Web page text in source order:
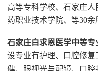
高等专科学校、石家庄
药职业技术学院、等30余
石家庄白求恩医学中等专
设专业有护理、口腔修
健、眼视光与配镜、口腔